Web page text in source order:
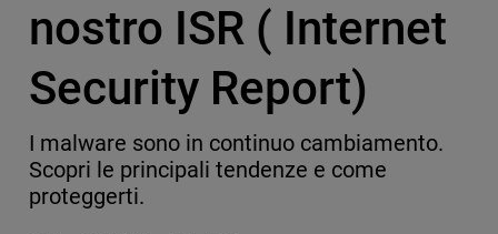
nostro ISR ( Internet
Security Report)
I malware sono in continuo cambiamento.
Scopri le principali tendenze e come
proteggerti.